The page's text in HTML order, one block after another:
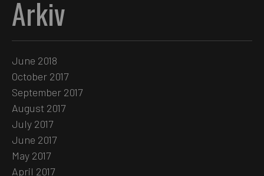
Arkiv
June 2018
October 2017
September 2017
August 2017
July 2017
June 2017
May 2017
April 2017